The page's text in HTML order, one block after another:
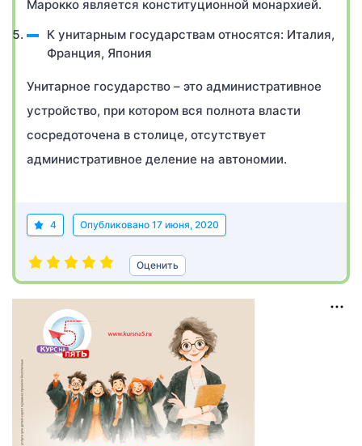
Марокко является конституционной монархией.
К унитарным государствам относятся: Италия,
Франция, Япония
Унитарное государство – это административное
устройство, при котором вся полнота власти
сосредоточена в столице, отсутствует
административное деление на автономии.
4 Опубликовано 17 июня, 2020
Оценить